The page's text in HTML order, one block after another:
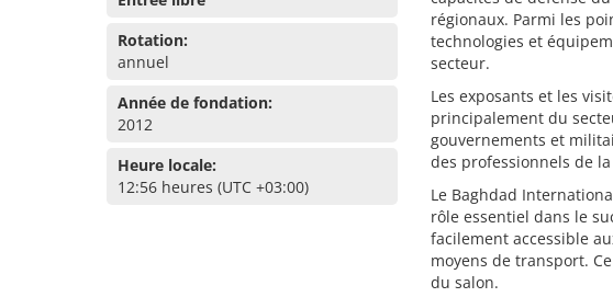
Rotation:
annuel
Année de fondation:
2012
Heure locale:
12:56 heures (UTC +03:00)
régionaux. Parmi les
technologies et
secteur.
Les exposants et les
principalement du
gouvernements et
des professionnels de
Le Baghdad
rôle essentiel dans le
facilement accessible
moyens de transport.
du salon.